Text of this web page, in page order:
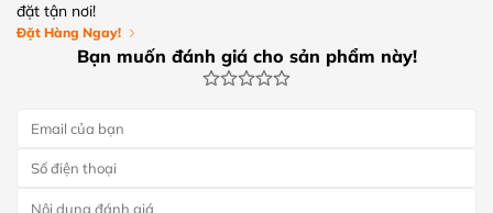
đặt tận nơi!
Đặt Hàng Ngay!
Bạn muốn đánh giá cho sản phẩm này!